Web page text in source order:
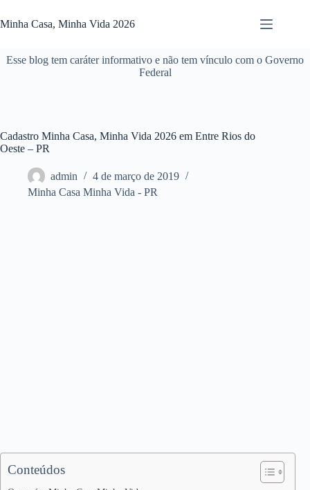
para
o
Minha Casa, Minha Vida 2026
Esse blog tem caráter informativo e não tem vínculo com o Governo
Federal
Cadastro Minha Casa, Minha Vida 2026 em Entre Rios do
Oeste – PR
admin
4 de março de 2019
Minha Casa Minha Vida - PR
Conteúdos